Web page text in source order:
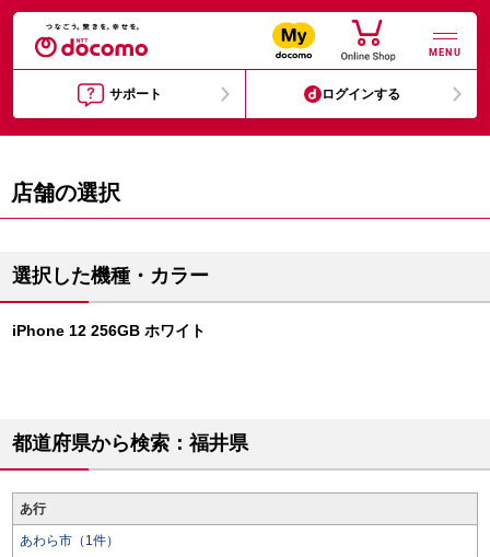
MENU
サポート ログインする
店舗の選択
選択した機種・カラー
iPhone 12 256GB ホワイト
都道府県から検索：福井県
あ行
あわら市（1件）